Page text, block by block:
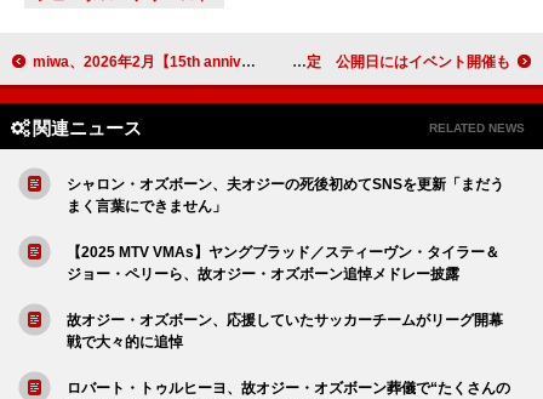
miwa、2026年2月【15th anniversary tour "miwa"】開催決定 HALCALI「おつかれSUMMER」MV公開決定 公開日にはイベント開催も
関連ニュース RELATED NEWS
シャロン・オズボーン、夫オジーの死後初めてSNSを更新「まだう
まく言葉にできません」
【2025 MTV VMAs】ヤングブラッド／スティーヴン・タイラー＆
ジョー・ペリーら、故オジー・オズボーン追悼メドレー披露
故オジー・オズボーン、応援していたサッカーチームがリーグ開幕
戦で大々的に追悼
ロバート・トゥルヒーヨ、故オジー・オズボーン葬儀で“たくさんの